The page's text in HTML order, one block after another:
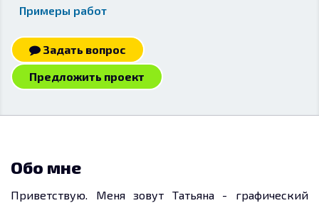
Примеры работ
Задать вопрос
Предложить проект
Обо мне
Приветствую. Меня зовут Татьяна - графический